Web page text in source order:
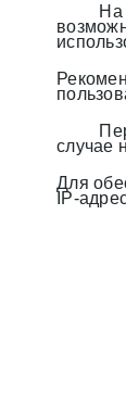
На
случае
Для
IP-